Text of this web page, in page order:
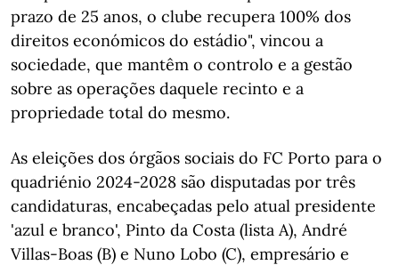
prazo de 25 anos, o clube recupera 100% dos
direitos económicos do estádio", vincou a
sociedade, que mantêm o controlo e a gestão
sobre as operações daquele recinto e a
propriedade total do mesmo.
As eleições dos órgãos sociais do FC Porto para o
quadriénio 2024-2028 são disputadas por três
candidaturas, encabeçadas pelo atual presidente
'azul e branco', Pinto da Costa (lista A), André
Villas-Boas (B) e Nuno Lobo (C), empresário e